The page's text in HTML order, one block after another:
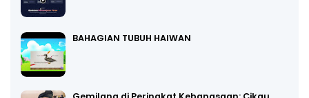
BAHAGIAN TUBUH HAIWAN